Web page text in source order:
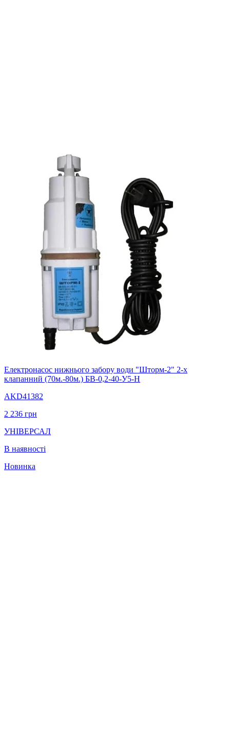
Електронасос нижнього забору води "Шторм-2" 2-х
клапанний (70м.-80м.) БВ-0,2-40-У5-Н
AKD41382
2 236 грн
УНІВЕРСАЛ
В наявності
Новинка